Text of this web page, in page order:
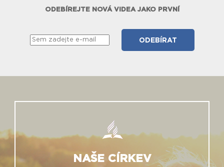
ODEBÍREJTE NOVÁ VIDEA JAKO PRVNÍ
NAŠE CÍRKEV